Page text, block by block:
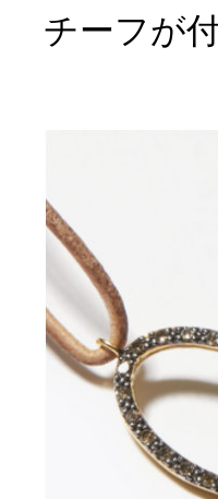
チーフが